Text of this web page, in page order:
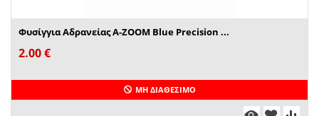
Φυσίγγια Αδρανείας A-ZOOM Blue Precision ...
2.00€
ΜΗ ΔΙΑΘΈΣΙΜΟ